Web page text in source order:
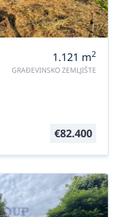
1.121 m2
GRAĐEVINSKO ZEMLJIŠTE
€82.400